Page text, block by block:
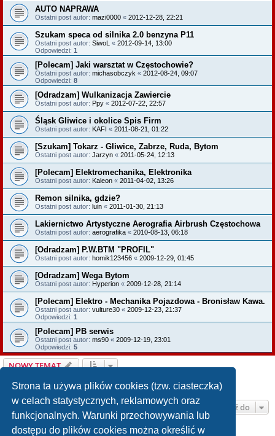
Strona ta używa plików cookies (tzw. ciasteczka)
w celach statystycznych, reklamowych oraz
funkcjonalnych. Warunki przechowywania lub
dostępu do plików cookies można określić w
AUTO NAPRAWA
Ostatni post autor: mazi0000 « 2012-12-28, 22:21
Szukam speca od silnika 2.0 benzyna P11
Ostatni post autor: SiwoL « 2012-09-14, 13:00
Odpowiedzi: 1
[Polecam] Jaki warsztat w Częstochowie?
Ostatni post autor: michasobczyk « 2012-08-24, 09:07
Odpowiedzi: 8
[Odradzam] Wulkanizacja Zawiercie
Ostatni post autor: Ppy « 2012-07-22, 22:57
Śląsk Gliwice i okolice Spis Firm
Ostatni post autor: KAFI « 2011-08-21, 01:22
[Szukam] Tokarz - Gliwice, Zabrze, Ruda, Bytom
Ostatni post autor: Jarzyn « 2011-05-24, 12:13
[Polecam] Elektromechanika, Elektronika
Ostatni post autor: Kaleon « 2011-04-02, 13:26
Remon silnika, gdzie?
Ostatni post autor: luin « 2011-01-30, 21:13
Lakiernictwo Artystyczne Aerografia Airbrush Częstochowa
Ostatni post autor: aerografika « 2010-08-13, 06:18
[Odradzam] P.W.BTM "PROFIL"
Ostatni post autor: homik123456 « 2009-12-29, 01:45
[Odradzam] Wega Bytom
Ostatni post autor: Hyperion « 2009-12-28, 21:14
[Polecam] Elektro - Mechanika Pojazdowa - Bronisław Kawa.
Ostatni post autor: vulture30 « 2009-12-23, 21:37
Odpowiedzi: 1
[Polecam] PB serwis
Ostatni post autor: ms90 « 2009-12-19, 23:01
Odpowiedzi: 5
NOWY TEMAT
Tematy: 31 1 2 Następna
Przejdź do
TWOJE UPRAWNIENIA NA TYM FORUM